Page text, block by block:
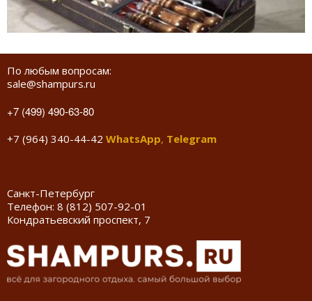
По любым вопросам:
sale@shampurs.ru
+7 (499) 490-63-80
+7 (964) 340-44-42 WhatsApp, Telegram
Санкт-Петербург
Телефон: 8 (812) 507-92-01
Кондратьевский проспект, 7